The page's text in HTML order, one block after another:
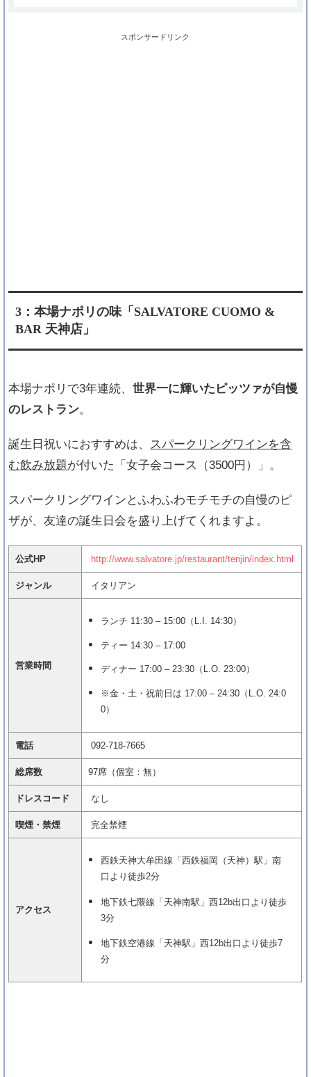
スポンサードリンク
3：本場ナポリの味「SALVATORE CUOMO &
BAR 天神店」
本場ナポリで3年連続、世界一に輝いたピッツァが自慢
のレストラン。
誕生日祝いにおすすめは、 スパークリングワインを含
む飲み放題が付いた「女子会コース（3500円）」。
スパークリングワインとふわふわモチモチの自慢のピ
ザが、友達の誕生日会を盛り上げてくれますよ。
公式HP http://www.salvatore.jp/restaurant/tenjin/index.html
ジャンル イタリアン
営業時間
ランチ 11:30 – 15:00（L.I. 14:30）
ティー 14:30 – 17:00
ディナー 17:00 – 23:30（L.O. 23:00）
※金・土・祝前日は 17:00 – 24:30（L.O. 24:0
0）
電話 092-718-7665
総席数 97席（個室：無）
ドレスコード なし
喫煙・禁煙 完全禁煙
アクセス
西鉄天神大牟田線「西鉄福岡（天神）駅」南
口より徒歩2分
地下鉄七隈線「天神南駅」西12b出口より徒歩
3分
地下鉄空港線「天神駅」西12b出口より徒歩7
分